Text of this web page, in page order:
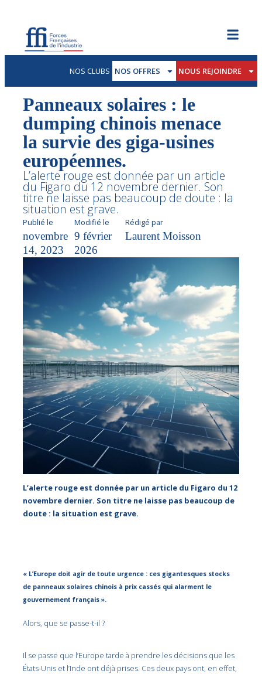
NOS CLUBS NOS OFFRES NOUS REJOINDRE
Panneaux solaires : le
dumping chinois menace
la survie des giga-usines
européennes.
L’alerte rouge est donnée par un article
du Figaro du 12 novembre dernier. Son
titre ne laisse pas beaucoup de doute : la
situation est grave.
Publié le
novembre
14, 2023
Modifié le
9 février
2026
Rédigé par
Laurent Moisson
L’alerte rouge est donnée par un article du Figaro du 12
novembre dernier. Son titre ne laisse pas beaucoup de
doute : la situation est grave.
« L’Europe doit agir de toute urgence : ces gigantesques stocks
de panneaux solaires chinois à prix cassés qui alarment le
gouvernement français ».
Alors, que se passe-t-il ?
Il se passe que l’Europe tarde à prendre les décisions que les
États-Unis et l’Inde ont déjà prises. Ces deux pays ont, en effet,